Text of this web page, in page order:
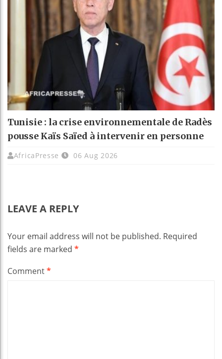
Tunisie : la crise environnementale de Radès
pousse Kaïs Saïed à intervenir en personne
AfricaPresse 06 Aug 2026
LEAVE A REPLY
Your email address will not be published. Required
fields are marked *
Comment*